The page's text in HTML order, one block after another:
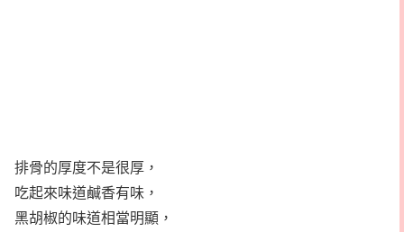
排骨的厚度不是很厚，
吃起來味道鹹香有味，
黑胡椒的味道相當明顯，